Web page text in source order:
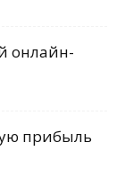
онлайн-
прибыль